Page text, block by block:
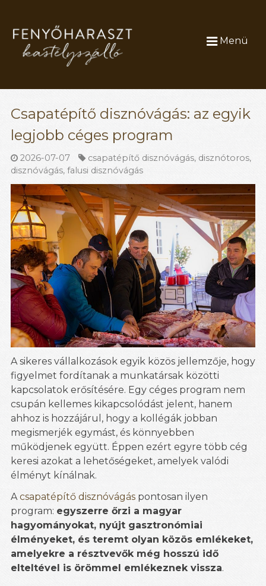
Menü
Csapatépítő disznóvágás: az egyik
legjobb céges program
2026-07-07 csapatépítő disznóvágás, disznótoros,
disznóvágás, falusi disznóvágás
A sikeres vállalkozások egyik közös jellemzője, hogy
figyelmet fordítanak a munkatársak közötti
kapcsolatok erősítésére. Egy céges program nem
csupán kellemes kikapcsolódást jelent, hanem
ahhoz is hozzájárul, hogy a kollégák jobban
megismerjék egymást, és könnyebben
működjenek együtt. Éppen ezért egyre több cég
keresi azokat a lehetőségeket, amelyek valódi
élményt kínálnak.
Acsapatépítő disznóvágás pontosan ilyen
program: egyszerre őrzi a magyar
hagyományokat, nyújt gasztronómiai
élményeket, és teremt olyan közös emlékeket,
amelyekre a résztvevők még hosszú idő
elteltével is örömmel emlékeznek vissza.